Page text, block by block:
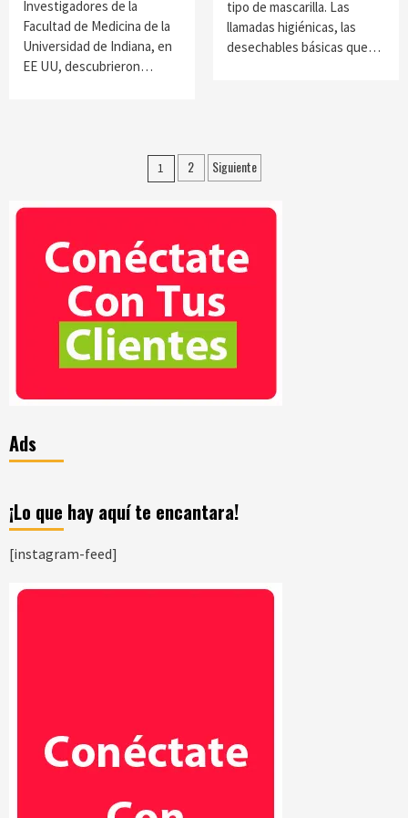
Investigadores de la
Facultad de Medicina de la
Universidad de Indiana, en
EE UU, descubrieron…
tipo de mascarilla. Las
llamadas higiénicas, las
desechables básicas que…
Paginación
de
1 2 Siguiente
Ads
¡Lo que hay aquí te encantara!
[instagram-feed]